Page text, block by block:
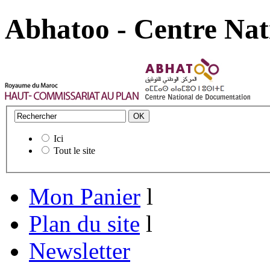
Abhatoo - Centre
Ici
Tout le site
Mon Panier l
Plan du site l
Newsletter